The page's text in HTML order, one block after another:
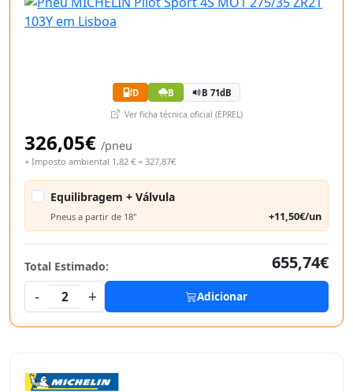
D B B 71dB
Ver ficha técnica oficial (EPREL)
326,05€ /pneu
+ Imposto ambiental 1,82 € = 327,87€
Equilibragem + Válvula
Pneus a partir de 18" +11,50€/un
Total Estimado:
655,74€
-
2 + Adicionar